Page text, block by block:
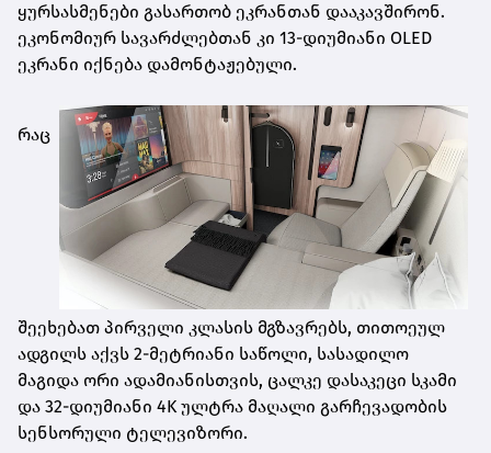
ყურსასმენები გასართობ ეკრანთან დააკავშირონ.
ეკონომიურ სავარძლებთან კი 13-დიუმიანი OLED
ეკრანი იქნება დამონტაჟებული.
რაც
შეეხებათ პირველი კლასის მგზავრებს, თითოეულ
ადგილს აქვს 2-მეტრიანი საწოლი, სასადილო
მაგიდა ორი ადამიანისთვის, ცალკე დასაკეცი სკამი
და 32-დიუმიანი 4K ულტრა მაღალი გარჩევადობის
სენსორული ტელევიზორი.